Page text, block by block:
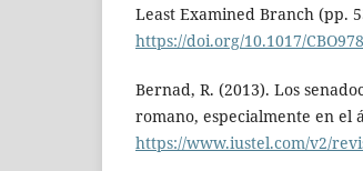
Least Examined Branch (pp.
https://doi.org/10.1017/
Bernad, R. (2013). Los
romano, especialmente en el
https://www.iustel.com/v2/